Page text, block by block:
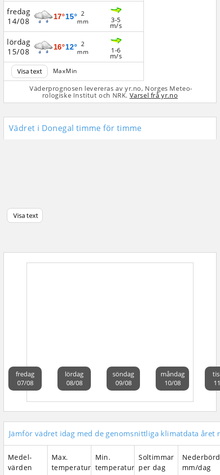
fredag
14/08
lördag
15/08
Visa text
17°
16°
Max
15°
12°
Min
2
mm
2
mm
3-5
m/s
1-6
m/s
Väderprognosen levereras av yr.no, Norges Meteo­
rologiske Institut och NRK. Varsel frå yr.no
Vädret i Donegal timme för timme
fredag
07/08
lördag
08/08
söndag
09/08
måndag
10/08
Visa text
Jämför vädret idag med de genomsnittliga klimatdata året
Medel­
värden
Max.
temperatur
Min.
temperatur
Soltimmar
per dag
Nederbörd
mm/dag